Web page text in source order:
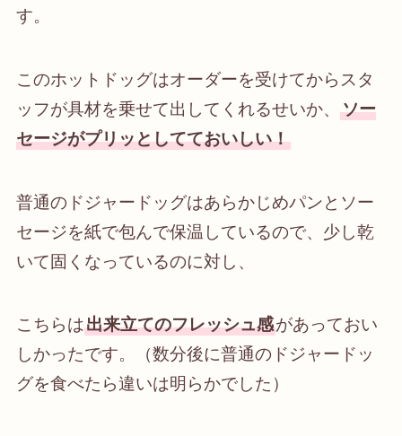
す。
このホットドッグはオーダーを受けてからスタ
ッフが具材を乗せて出してくれるせいか、 ソー
セージがプリッとしてておいしい！
普通のドジャードッグはあらかじめパンとソー
セージを紙で包んで保温しているので、少し乾
いて固くなっているのに対し、
こちらは出来立てのフレッシュ感があっておい
しかったです。（数分後に普通のドジャードッ
グを食べたら違いは明らかでした）